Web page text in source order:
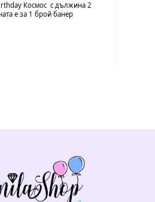
Космос с дължина 2
е за 1 брой банер